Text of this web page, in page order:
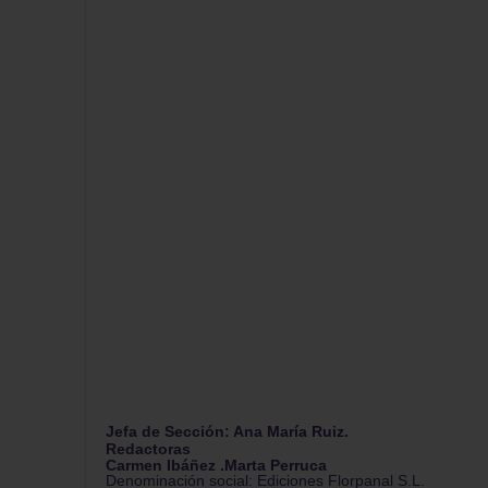
Jefa de Sección: Ana María Ruiz.
Redactoras
Carmen Ibáñez .Marta Perruca
Denominación social: Ediciones Florpanal S.L.